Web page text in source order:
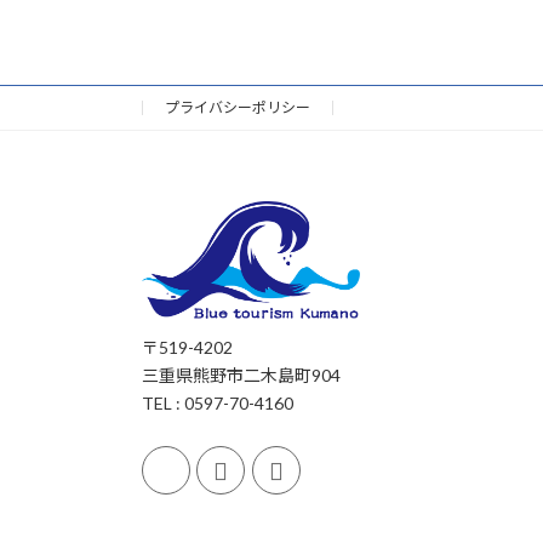
プライバシーポリシー
〒519-4202
三重県熊野市二木島町904
TEL : 0597-70-4160